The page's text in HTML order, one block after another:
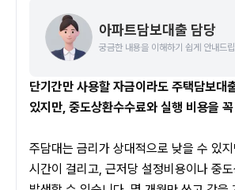
아파트담보대출 담당
궁금한 내용을 이해하기 쉽게 안내드
단기간만 사용할 자금이라도 주택담보대
있지만, 중도상환수수료와 실행 비용을
주담대는 금리가 상대적으로 낮을 수 있
시간이 걸리고, 근저당 설정비용이나 중